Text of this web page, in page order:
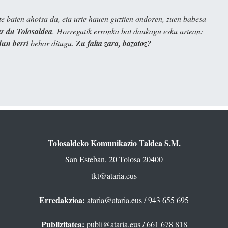
ahotsa da, eta urte hauen guztien ondoren, zuen babesa
du Tolosaldea. Horregatik erronka bat daukagu esku artean:
berribehar ditugu. Zu falta zara, bazatoz?
Tolosaldeko Komunikazio Taldea S.M.
San Esteban, 20 Tolosa 20400
tkt@ataria.eus
Erredakzioa: ataria@ataria.eus/ 943 655 695
Publizitatea: publi@ataria.eus/ 661 678 818